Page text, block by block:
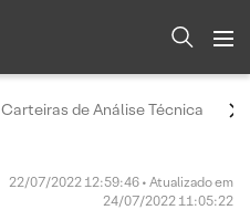
Carteiras de Análise Técnica
22/07/2022 12:59:46 • Atualizado em
24/07/2022 11:05:22